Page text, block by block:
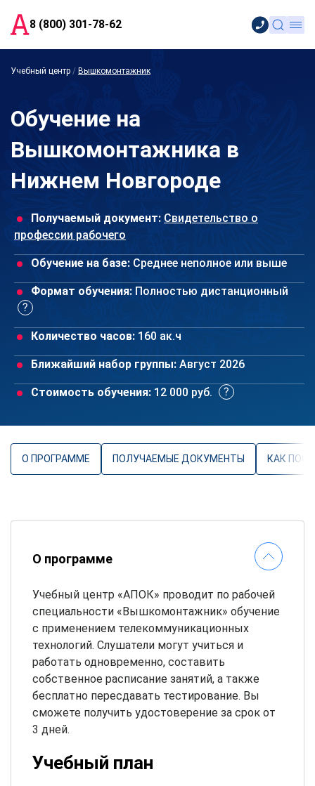
8 (800) 301-78-62
Учебный центр / Вышкомонтажник
Обучение на
Вышкомонтажника в
Нижнем Новгороде
Получаемый документ: Свидетельство о
профессии рабочего
Обучение на базе: Среднее неполное или выше
Формат обучения: Полностью дистанционный
Количество часов: 160 ак.ч
Ближайший набор группы: Август 2026
Стоимость обучения: 12 000 руб.
О ПРОГРАММЕ ПОЛУЧАЕМЫЕ ДОКУМЕНТЫ КАК
О программе
Учебный центр «АПОК» проводит по рабочей
специальности «Вышкомонтажник» обучение
с применением телекоммуникационных
технологий. Слушатели могут учиться и
работать одновременно, составить
собственное расписание занятий, а также
бесплатно пересдавать тестирование. Вы
сможете получить удостоверение за срок от
3 дней.
Учебный план